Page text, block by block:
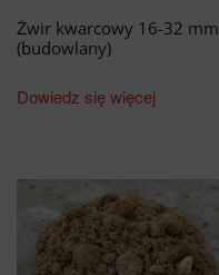
Żwir kwarcowy 16-32 mm
(budowlany)
Dowiedz się więcej